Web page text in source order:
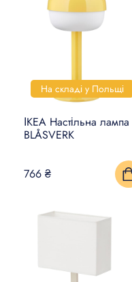
На складі у Польщі
ІКЕА Настільна лампа
BLÅSVERK
766 ₴